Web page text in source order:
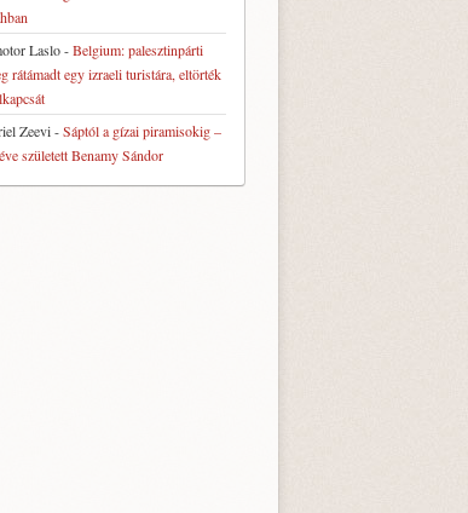
Laslo-Belgium: palesztinpárti
rátámadt egy izraeli turistára, eltörték
Zeevi-Sáptól a gízai piramisokig –
született Benamy Sándor